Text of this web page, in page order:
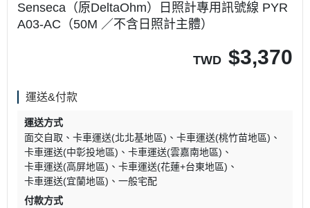
Senseca（原DeltaOhm）日照計專用訊號線 PYR
A03-AC（50M ／不含日照計主體）
TWD $3,370
運送&付款
運送方式
面交自取
卡車運送(北北基地區)
卡車運送(桃竹苗地區)
卡車運送(中彰投地區)
卡車運送(雲嘉南地區)
卡車運送(高屏地區)
卡車運送(花蓮+台東地區)
卡車運送(宜蘭地區)
一般宅配
付款方式